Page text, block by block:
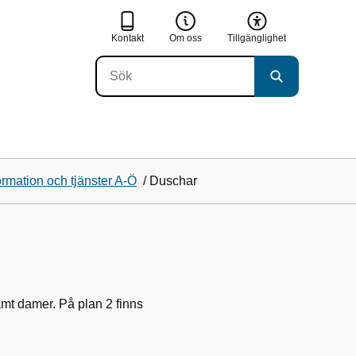
Kontakt Om oss Tillgänglighet
och tjänster A-Ö / Duschar
damer. På plan 2 finns